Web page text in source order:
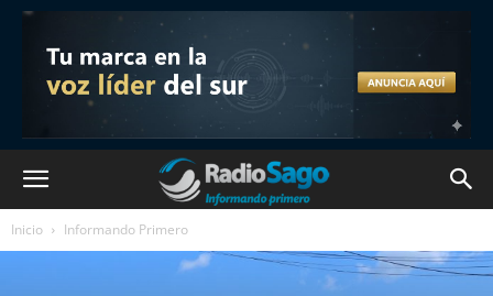
Inicio Informando Primero